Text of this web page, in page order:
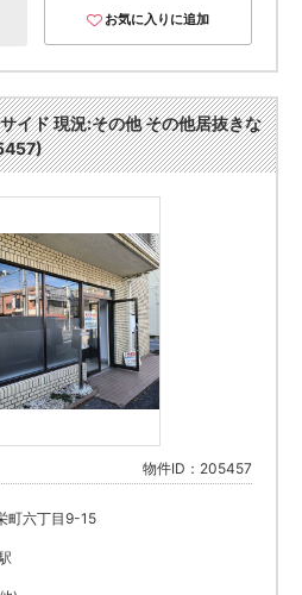
お気に入りに追加
イド 現況:その他 その他居抜きな
物件ID：205457
町六丁目9-15